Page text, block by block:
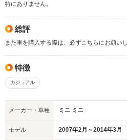
特にありません。
総評
また車を購入する際は、必ずこちらにお願い
特徴
カジュアル
メーカー・車種 ミニ ミニ
モデル 2007年2月～2014年3月